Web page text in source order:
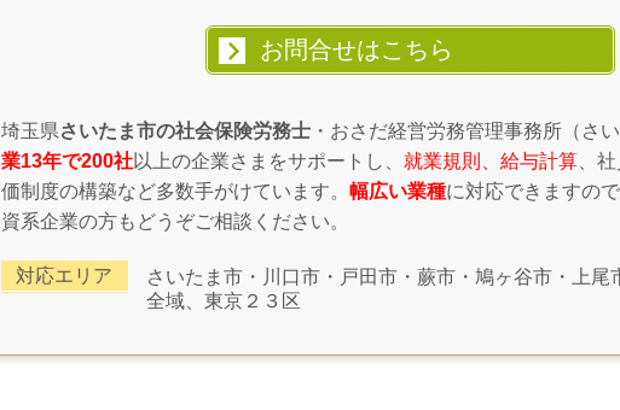
お問合せはこちら
埼玉県さいたま市の社会保険労務士・おさだ経営労務管理事務所（さ
業13年で200社以上の企業さまをサポートし、 就業規則、給与計算、社
価制度の構築など多数手がけています。 幅広い業種に対応できますので
資系企業の方もどうぞご相談ください。
対応エリア
さいたま市・川口市・戸田市・蕨市・鳩ヶ谷市・上尾
全域、東京２３区